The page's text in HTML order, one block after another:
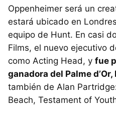
Oppenheimer será un
estará ubicado en
equipo de Hunt. En casi
Films, el nuevo ejecutivo
como Acting Head, y fue
ganadora del Palme d’Or,
también de Alan
Beach, Testament of